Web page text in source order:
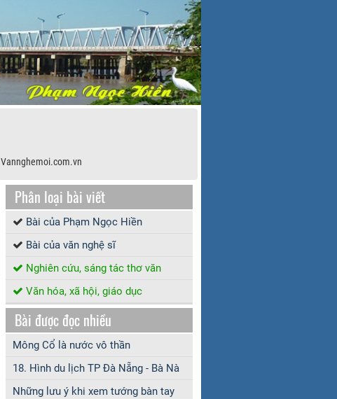
Vannghemoi.com.vn
Phân loại bài viết
Bài của Phạm Ngọc Hiền
Bài của văn nghệ sĩ
Nghiên cứu, sáng tác thơ văn
Văn hóa, xã hội, giáo dục
Bài được đọc nhiều
Mông Cổ là nước vô thần
18. Hình du lịch TP Đà Nẵng - Bà Nà
Những lưu ý khi xem tướng bàn tay